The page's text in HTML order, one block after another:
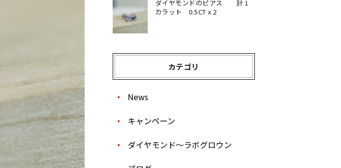
ダイヤモンドのピアス 計 1
カラット 0.5CTｘ2
カテゴリ
News
キャンペーン
ダイヤモンド〜ラボグロウン